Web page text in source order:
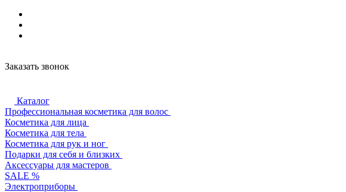
Заказать звонок
Каталог
Профессиональная косметика для волос
Косметика для лица
Косметика для тела
Косметика для рук и ног
Подарки для себя и близких
Аксессуары для мастеров
SALE %
Электроприборы